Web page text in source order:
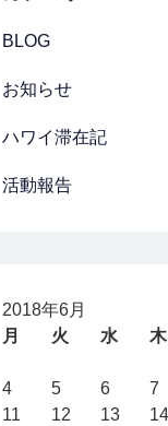
BLOG
お知らせ
ハワイ滞在記
活動報告
2018年6月
月
火 水 木
4
5 6 7
11
12 13 14